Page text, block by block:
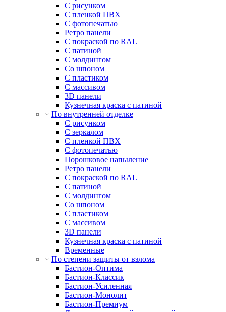
С рисунком
С пленкой ПВХ
С фотопечатью
Ретро панели
С покраской по RAL
С патиной
С молдингом
Со шпоном
С пластиком
С массивом
3D панели
Кузнечная краска с патиной
По внутренней отделке
С рисунком
С зеркалом
С пленкой ПВХ
С фотопечатью
Порошковое напыление
Ретро панели
С покраской по RAL
С патиной
С молдингом
Со шпоном
С пластиком
С массивом
3D панели
Кузнечная краска с патиной
Временные
По степени защиты от взлома
Бастион-Оптима
Бастион-Классик
Бастион-Усиленная
Бастион-Монолит
Бастион-Премиум